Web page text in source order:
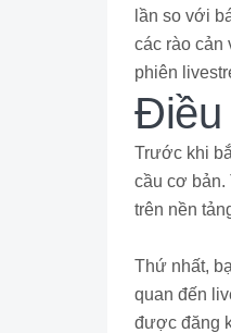
lần so với
các rào cản
phiên
Điều
Trước khi
cầu cơ bản.
trên nền
Thứ nhất,
quan đến
được đăng